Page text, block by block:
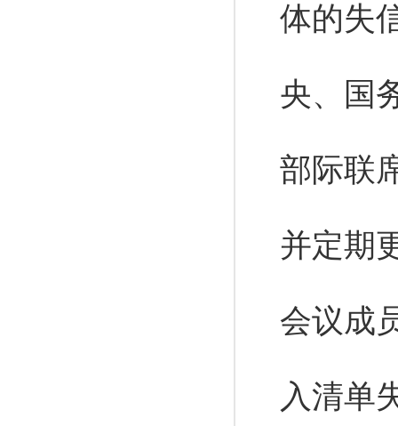
体的失
央、国
部际联
并定期
会议成
入清单